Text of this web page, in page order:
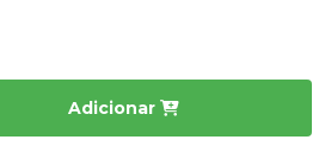
Adicionar